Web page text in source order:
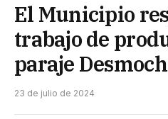
El Municipio
trabajo de
paraje
23 de julio de 2024